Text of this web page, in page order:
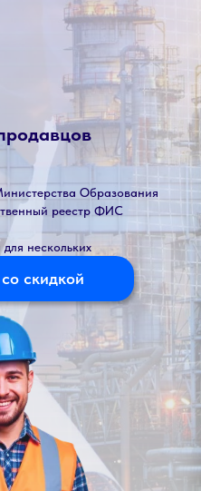
Образования
реестр ФИС
нескольких
скидкой